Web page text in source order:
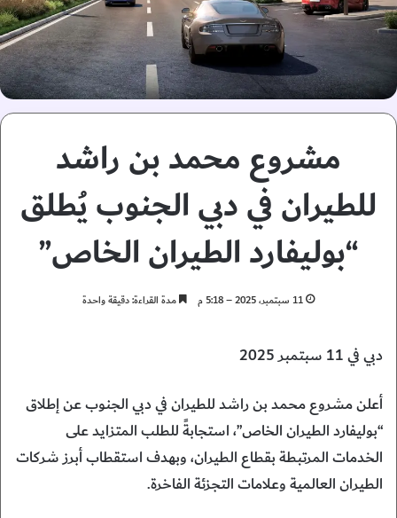
مشروع محمد بن راشد
للطيران في دبي الجنوب يُطلق
“بوليفارد الطيران الخاص”
11 سبتمبر، 2025 – 5:18 م مدة القراءة: دقيقة واحدة
دبي في 11 سبتمبر 2025
أعلن مشروع محمد بن راشد للطيران في دبي الجنوب عن إطلاق
“بوليفارد الطيران الخاص”، استجابةً للطلب المتزايد على
الخدمات المرتبطة بقطاع الطيران، وبهدف استقطاب أبرز شركات
الطيران العالمية وعلامات التجزئة الفاخرة.